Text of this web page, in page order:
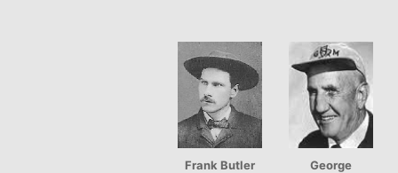
Frank Butler
George